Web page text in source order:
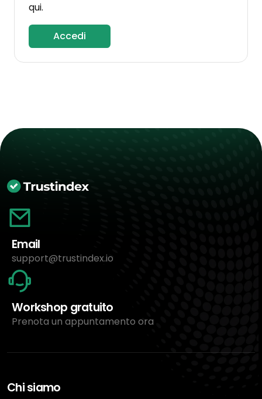
qui.
Accedi
Email
support@trustindex.io
Workshop gratuito
Prenota un appuntamento ora
Chi siamo